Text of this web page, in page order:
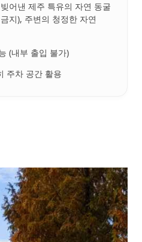
어낸 제주 특유의 자연 동굴
지), 주변의 청정한 자연
(내부 출입 불가)
주차 공간 활용